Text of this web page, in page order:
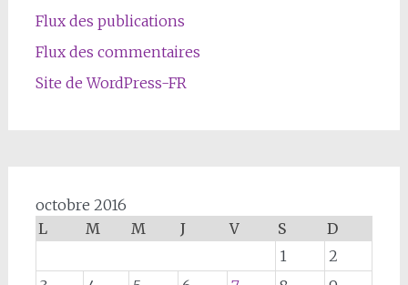
Flux des publications
Flux des commentaires
Site de WordPress-FR
octobre 2016
L
M M J V S
D
1
2